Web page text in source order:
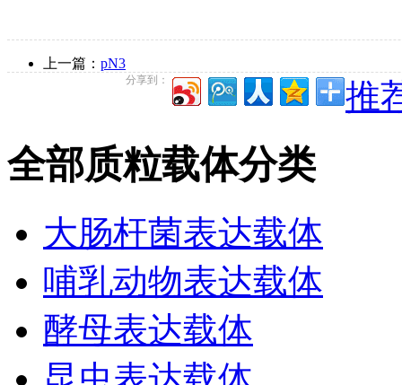
上一篇： pN3
分享到： 推
全部质粒载体分类
大肠杆菌表达载体
哺乳动物表达载体
酵母表达载体